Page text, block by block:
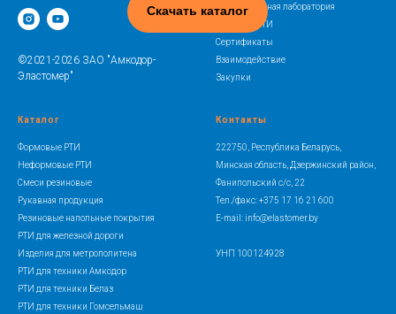
Скачать каталог
©2021-2026 ЗАО "Амкодор-
Эластомер"
Испытательная лаборатория
Освоение РТИ
Сертификаты
Взаимодействие
Закупки
Каталог
Формовые РТИ
Неформовые РТИ
Смеси резиновые
Рукавная продукция
Резиновые напольные покрытия
РТИ для железной дороги
Изделия для метрополитена
РТИ для техники Амкодор
РТИ для техники Белаз
РТИ для техники Гомсельмаш
Контакты
222750, Республика Беларусь,
Минская область, Дзержинский район,
Фанипольский с/с, 22
Тел./факс: +375 17 16 21 600
E-mail: info@elastomer.by
УНП 100124928